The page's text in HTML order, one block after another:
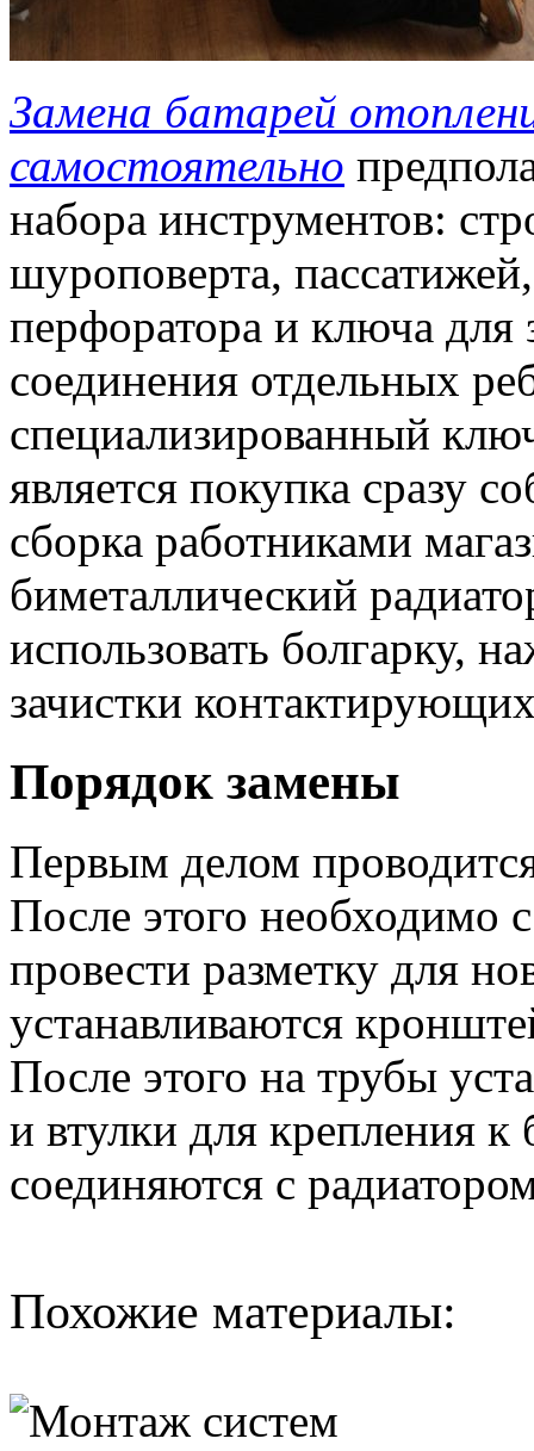
Замена батарей
самостоятельно
набора инструментов:
шуроповерта,
перфоратора и ключа для
соединения отдельных
специализированный
является покупка сразу
сборка работниками
биметаллический
использовать болгарку,
зачистки
Порядок замены
Первым делом
После этого необходимо
провести разметку для
устанавливаются
После этого на трубы
и втулки для крепления
соединяются с
Похожие материалы: